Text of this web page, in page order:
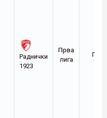
Раднички
1923
Прва
лига